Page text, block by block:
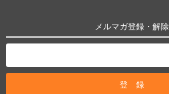
メルマガ登録・解除